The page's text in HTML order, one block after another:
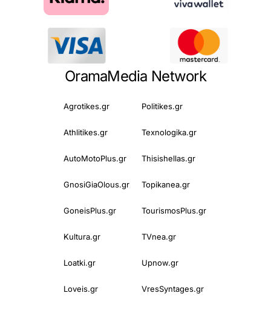
OramaMedia Network
Agrotikes.gr Politikes.gr
Athlitikes.gr Texnologika.gr
AutoMotoPlus.gr Thisishellas.gr
GnosiGiaOlous.gr Topikanea.gr
GoneisPlus.gr TourismosPlus.gr
Kultura.gr TVnea.gr
Loatki.gr Upnow.gr
Loveis.gr VresSyntages.gr